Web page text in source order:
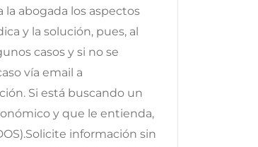
abogada los aspectos
y la solución, pues, al
casos y si no se
vía email a
Si está buscando un
y que le entienda,
información sin